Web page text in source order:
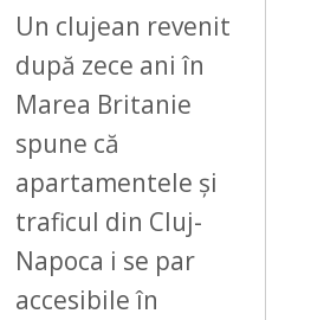
Un clujean revenit
după zece ani în
Marea Britanie
spune că
apartamentele și
traficul din Cluj-
Napoca i se par
accesibile în